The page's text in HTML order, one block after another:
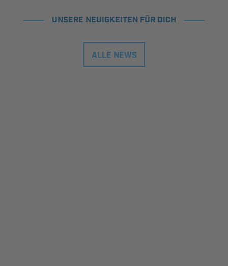
UNSERE NEUIGKEITEN FÜR DICH
ALLE NEWS